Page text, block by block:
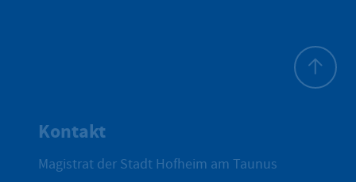
Kontakt
Magistrat der Stadt Hofheim am Taunus